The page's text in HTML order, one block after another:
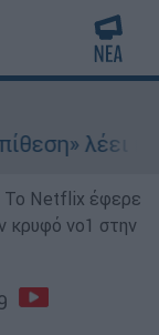
λέει η
Το Netflix έφερε
κρυφό νο1 στην